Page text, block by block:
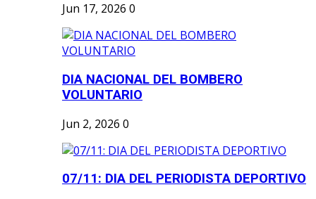
Jun 17, 2026 0
DIA NACIONAL DEL BOMBERO
VOLUNTARIO
Jun 2, 2026 0
07/11: DIA DEL PERIODISTA DEPORTIVO